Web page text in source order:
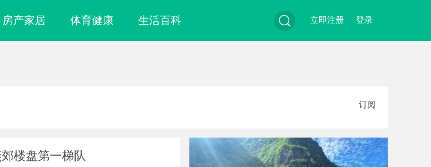
房产家居 体育健康 生活百科
索
登录
立即注册
订阅
楼盘第一梯队